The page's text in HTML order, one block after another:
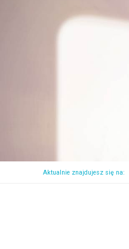
Aktualnie znajdujesz się na: